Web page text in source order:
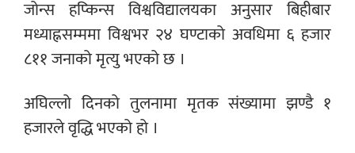
जोन्स हप्किन्स विश्वविद्यालयका अनुसार बिहीबार
मध्याह्नसम्ममा विश्वभर २४ घण्टाको अवधिमा ६ हजार
८११ जनाको मृत्यु भएको छ ।
अघिल्लो दिनको तुलनामा मृतक संख्यामा झण्डै १
हजारले वृद्धि भएको हो ।